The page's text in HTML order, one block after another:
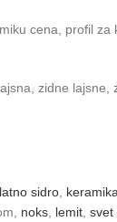
cena, profil za
zidne lajsne,
sidro,
noks, lemit, svet